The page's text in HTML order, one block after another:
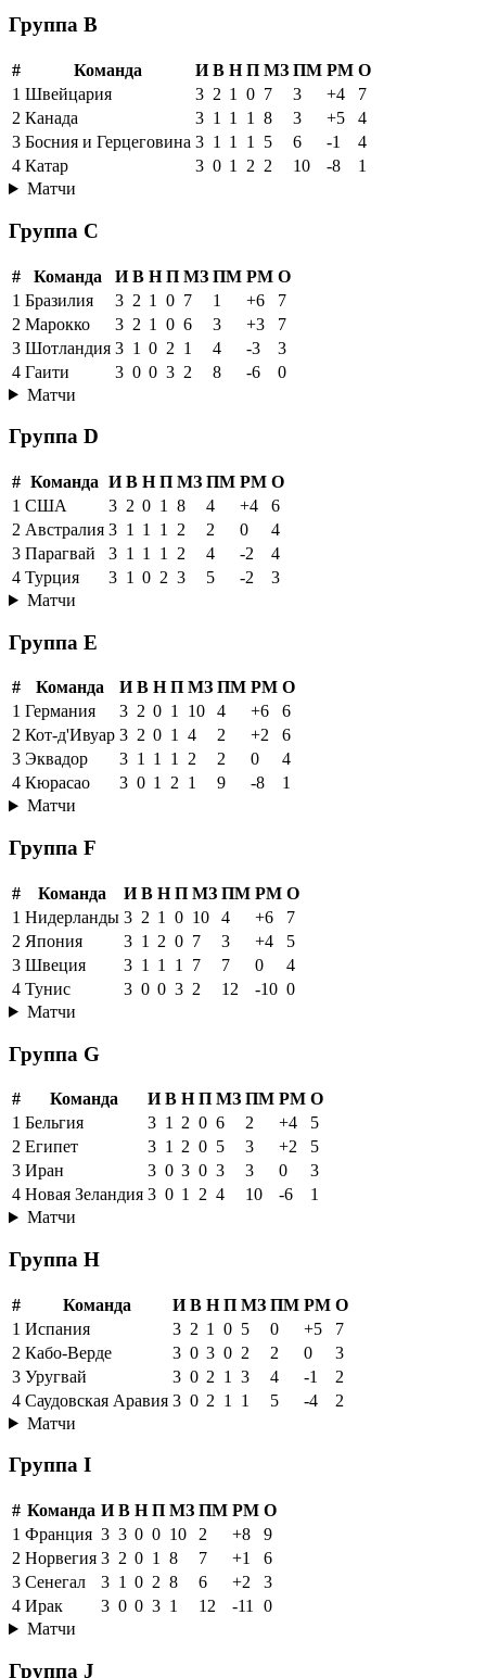
Группа B
# Команда И В Н П МЗ ПМ РМ О
1 Швейцария 3 2 1 0 7 3 +4
7
2 Канада 3 1 1 1 8 3 +5
4
3 Босния и Герцеговина 3 1 1 1 5 6 -1
4
4 Катар 3 0 1 2 2 10 -8
1
Матчи
Группа C
# Команда И В Н П МЗ ПМ РМ О
1 Бразилия 3 2 1 0 7 1 +6
7
2 Марокко 3 2 1 0 6 3 +3
7
3 Шотландия 3 1 0 2 1 4 -3
3
4 Гаити 3 0 0 3 2 8 -6
0
Матчи
Группа D
# Команда И В Н П МЗ ПМ РМ О
1 США 3 2 0 1 8 4 +4
6
2 Австралия 3 1 1 1 2 2 0
4
3 Парагвай 3 1 1 1 2 4 -2
4
4 Турция 3 1 0 2 3 5 -2
3
Матчи
Группа E
# Команда И В Н П МЗ ПМ РМ О
1 Германия 3 2 0 1 10 4 +6
6
2 Кот-д'Ивуар 3 2 0 1 4 2 +2
6
3 Эквадор 3 1 1 1 2 2 0
4
4 Кюрасао 3 0 1 2 1 9 -8
1
Матчи
Группа F
# Команда И В Н П МЗ ПМ РМ О
1 Нидерланды 3 2 1 0 10 4 +6
7
2 Япония 3 1 2 0 7 3 +4
5
3 Швеция 3 1 1 1 7 7 0
4
4 Тунис 3 0 0 3 2 12 -10 0
Матчи
Группа G
# Команда И В Н П МЗ ПМ РМ О
1 Бельгия 3 1 2 0 6 2 +4
5
2 Египет 3 1 2 0 5 3 +2
5
3 Иран 3 0 3 0 3 3 0
3
4 Новая Зеландия 3 0 1 2 4 10 -6
1
Матчи
Группа H
# Команда И В Н П МЗ ПМ РМ О
1 Испания 3 2 1 0 5 0 +5
7
2 Кабо-Верде 3 0 3 0 2 2 0
3
3 Уругвай 3 0 2 1 3 4 -1
2
4 Саудовская Аравия 3 0 2 1 1 5 -4
2
Матчи
Группа I
# Команда И В Н П МЗ ПМ РМ О
1 Франция 3 3 0 0 10 2 +8
9
2 Норвегия 3 2 0 1 8 7 +1
6
3 Сенегал 3 1 0 2 8 6 +2
3
4 Ирак 3 0 0 3 1 12 -11
0
Матчи
Группа J